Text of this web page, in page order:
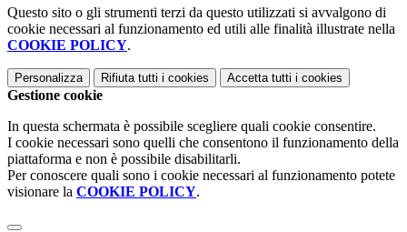
Questo sito o gli strumenti terzi da questo utilizzati si avvalgono di
cookie necessari al funzionamento ed utili alle finalità illustrate nella
COOKIE POLICY.
Personalizza Rifiuta tutti i cookies Accetta tutti i cookies
Gestione cookie
In questa schermata è possibile scegliere quali cookie consentire.
I cookie necessari sono quelli che consentono il funzionamento della
piattaforma e non è possibile disabilitarli.
Per conoscere quali sono i cookie necessari al funzionamento potete
visionare la COOKIE POLICY.